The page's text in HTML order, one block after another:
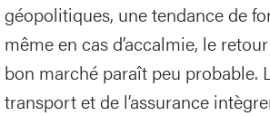
géopolitiques, une tendance de
même en cas d’accalmie, le
bon marché paraît peu probable.
transport et de l’assurance